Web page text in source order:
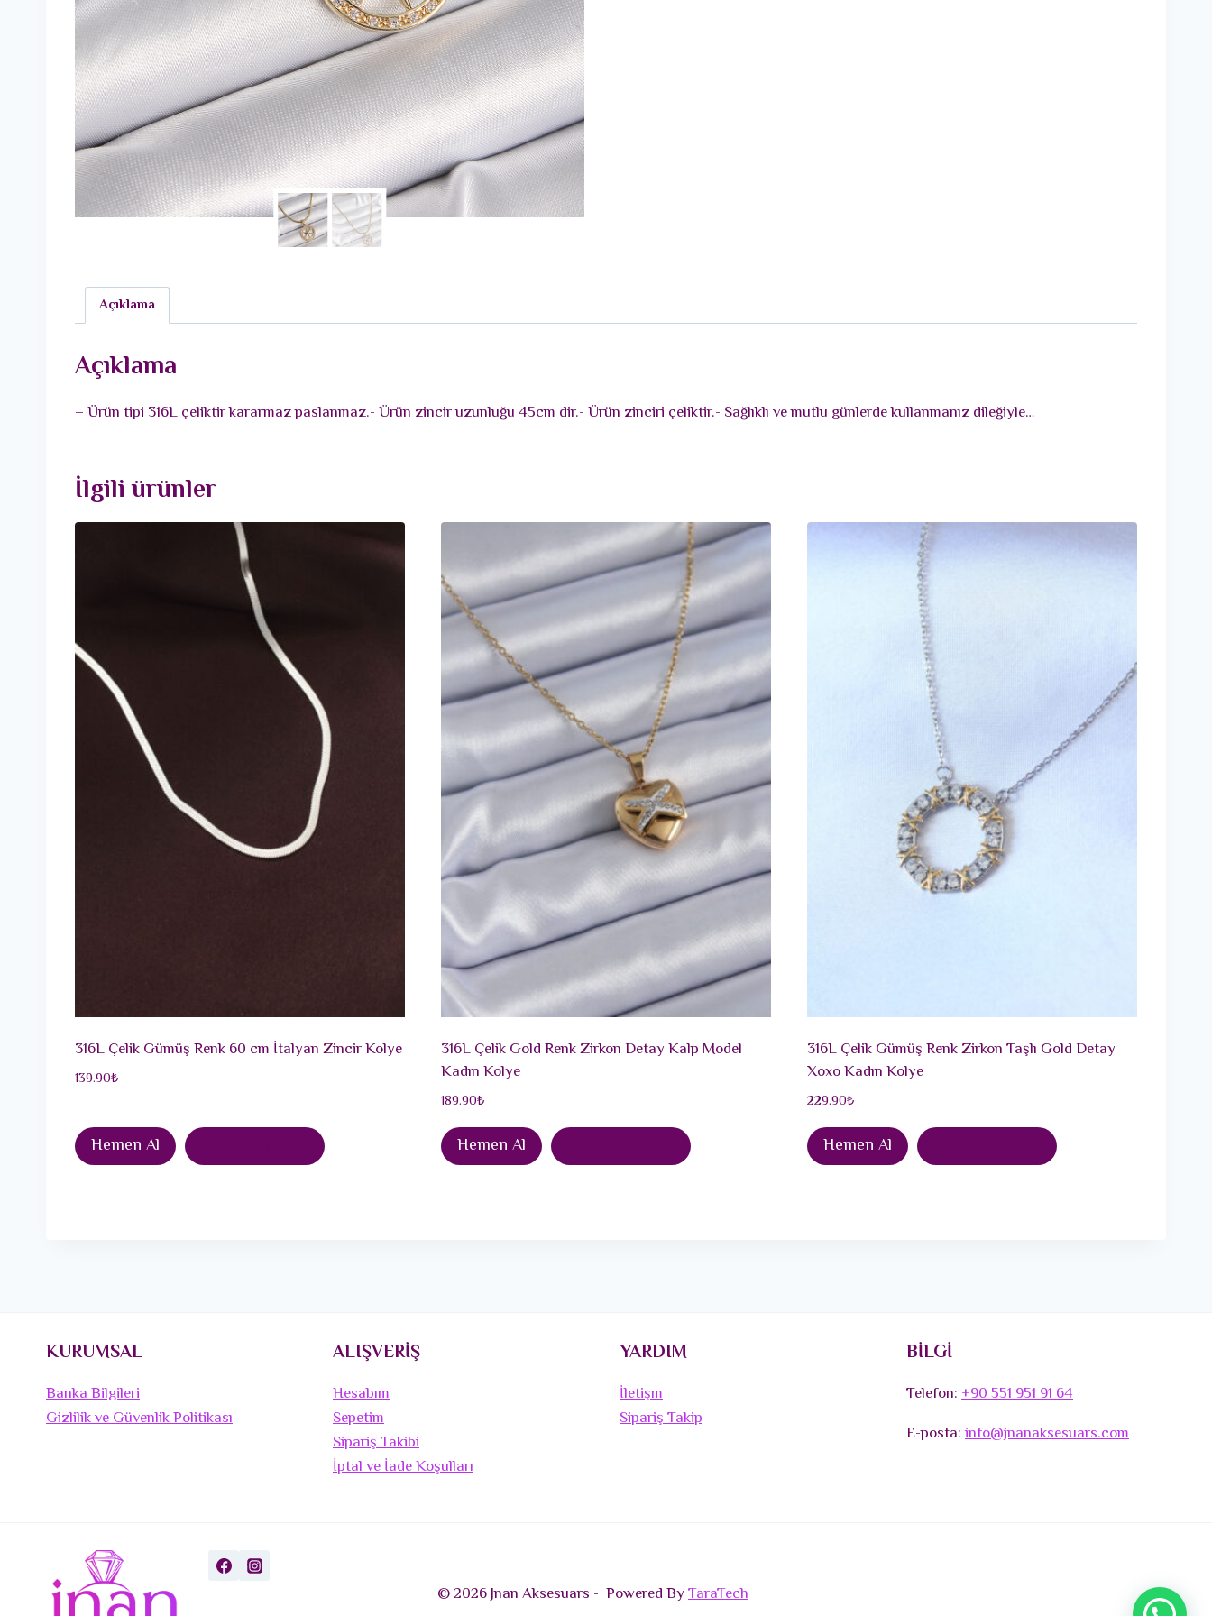
Açıklama
Açıklama
– Ürün tipi 316L çeliktir kararmaz paslanmaz.- Ürün zincir uzunluğu 45cm dir.- Ürün zinciri çeliktir.- Sağlıklı ve mutlu günlerde kullanmanız dileğiyle…
İlgili ürünler
316L Çelik Gümüş Renk 60 cm İtalyan Zincir Kolye
139.90₺
Hemen Al
316L Çelik Gold Renk Zirkon Detay Kalp Model
Kadın Kolye
189.90₺
Hemen Al
316L Çelik Gümüş Renk Zirkon Taşlı Gold Detay
Xoxo Kadın Kolye
229.90₺
Hemen Al
KURUMSAL
Banka Bilgileri
Gizlilik ve Güvenlik Politikası
ALIŞVERİŞ
Hesabım
Sepetim
Sipariş Takibi
İptal ve İade Koşulları
YARDIM
İletişm
Sipariş Takip
BİLGİ
Telefon:+90 551 951 91 64
E-posta:info@jnanaksesuars.com
© 2026 Jnan Aksesuars - Powered ByTaraTech